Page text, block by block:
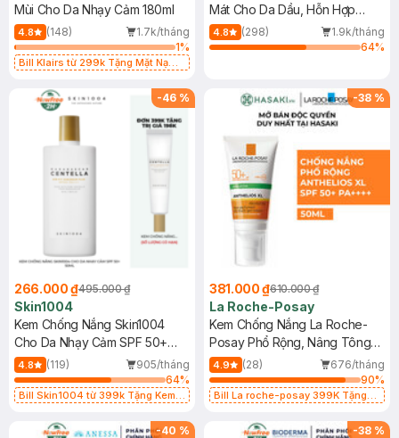
Mùi Cho Da Nhạy Cảm 180ml
4.8 (148)
1.7k/tháng
1%
Bill Klairs từ 299k Tặng Mặt Nạ
25ml (SL Có Hạn)
Mát Cho Da Dầu, Hỗn Hợp
400ml
4.8 (298)
1.9k/tháng
64%
-46 %
266.000 ₫495.000 ₫
Skin1004
Kem Chống Nắng Skin1004
Cho Da Nhạy Cảm SPF 50+
50ml
4.8 (119)
905/tháng
64%
Bill Skin1004 từ 399k Tặng Kem
SPF 50+ 20ml (SL Có Hạn)
-38 %
381.000 ₫610.000 ₫
La Roche-Posay
Kem Chống Nắng La Roche-
Posay Phổ Rộng, Nâng Tông
Kiềm Dầu 50ml
4.9 (28)
676/tháng
90%
Bill La roche-posay 399K Tặng
(SL có hạn)
-40 % -38 %